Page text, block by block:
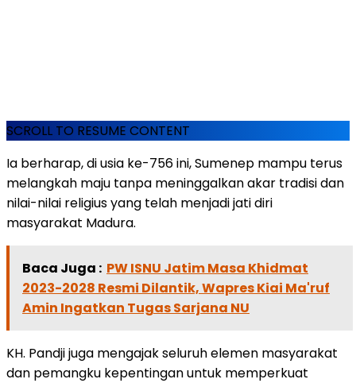
SCROLL TO RESUME CONTENT
Ia berharap, di usia ke-756 ini, Sumenep mampu terus
melangkah maju tanpa meninggalkan akar tradisi dan
nilai-nilai religius yang telah menjadi jati diri
masyarakat Madura.
Baca Juga : PW ISNU Jatim Masa Khidmat
2023-2028 Resmi Dilantik, Wapres Kiai Ma'ruf
Amin Ingatkan Tugas Sarjana NU
KH. Pandji juga mengajak seluruh elemen masyarakat
dan pemangku kepentingan untuk memperkuat